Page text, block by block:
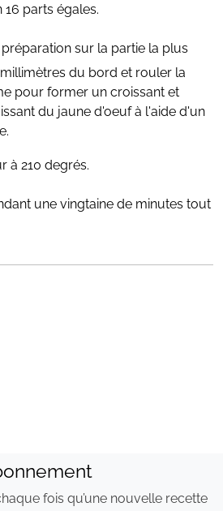
parts égales.
sur la partie la plus
du bord et rouler la
pour former un croissant et
du jaune d'oeuf à l'aide d'un
à 210 degrés.
une vingtaine de minutes tout
fois qu’une nouvelle recette